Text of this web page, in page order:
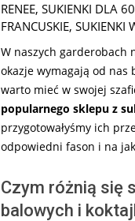
RENEE, SUKIENKI DLA
FRANCUSKIE, SUKIENKI
W naszych garderobach
okazje wymagają od nas
warto mieć w swojej
popularnego sklepu z
przygotowałyśmy ich
odpowiedni fason i na
Czym różnią się
balowych i